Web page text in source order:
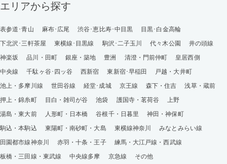
エリアから探す
表参道･青山 麻布･広尾 渋谷･恵比寿･中目黒
目黒･白金高輪
下北沢･三軒茶屋
東横線･目黒線 駒沢･二子玉川 代々木公園
井の頭線
神楽坂
品川・田町 銀座・築地 豊洲 清澄・門前仲町
皇居西側
中央線
千駄ヶ谷･四ッ谷 西新宿 東新宿･早稲田
戸越・大井町
池上・多摩川線
世田谷線 経堂･成城 京王線 森下・住吉
浅草・蔵前
押上・錦糸町
目白・雑司が谷 池袋 護国寺・茗荷谷
上野
湯島・東大前
人形町・日本橋 谷根千・日暮里
神田・神保町
駒込・本駒込
東陽町・南砂町・大島 東横線神奈川
みなとみらい線
田園都市線神奈川
赤羽・十条・王子
練馬・大江戸線・西武線
板橋・三田線・東武線
中央線多摩 京急線 その他